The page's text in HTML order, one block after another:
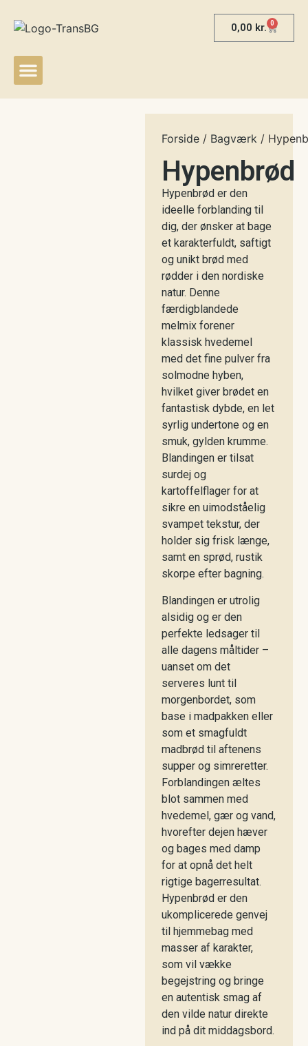
0,00 kr. 0
Forside / Bagværk /
Hypenbrød
Hypenbrød er den
ideelle forblanding til
dig, der ønsker at bage
et karakterfuldt, saftigt
og unikt brød med
rødder i den nordiske
natur. Denne
færdigblandede
melmix forener
klassisk hvedemel
med det fine pulver fra
solmodne hyben,
hvilket giver brødet en
fantastisk dybde, en let
syrlig undertone og en
smuk, gylden krumme.
Blandingen er tilsat
surdej og
kartoffelflager for at
sikre en uimodståelig
svampet tekstur, der
holder sig frisk længe,
samt en sprød, rustik
skorpe efter bagning.
Blandingen er utrolig
alsidig og er den
perfekte ledsager til
alle dagens måltider –
uanset om det
serveres lunt til
morgenbordet, som
base i madpakken eller
som et smagfuldt
madbrød til aftenens
supper og simreretter.
Forblandingen æltes
blot sammen med
hvedemel, gær og vand,
hvorefter dejen hæver
og bages med damp
for at opnå det helt
rigtige bagerresultat.
Hypenbrød er den
ukomplicerede genvej
til hjemmebag med
masser af karakter,
som vil vække
begejstring og bringe
en autentisk smag af
den vilde natur direkte
ind på dit middagsbord.